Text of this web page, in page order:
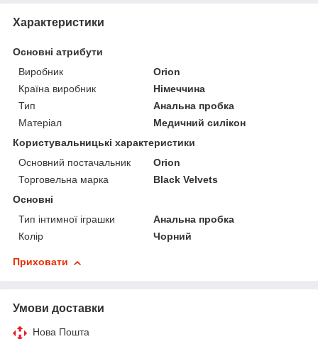
Характеристики
Основні атрибути
Виробник
Orion
Країна виробник
Німеччина
Тип
Анальна пробка
Матеріал
Медичний силікон
Користувальницькі характеристики
Основний постачальник
Orion
Торговельна марка
Black Velvets
Основні
Тип інтимної іграшки
Анальна пробка
Колір
Чорний
Приховати
Умови доставки
Нова Пошта